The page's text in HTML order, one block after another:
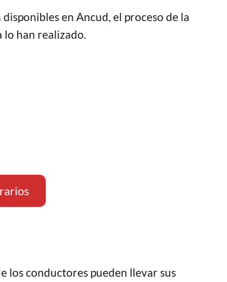
en Ancud, el proceso de la
lo han realizado.
los conductores pueden llevar sus